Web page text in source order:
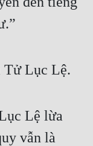
Tử Lục Lệ.
Lệ lừa
vẫn là